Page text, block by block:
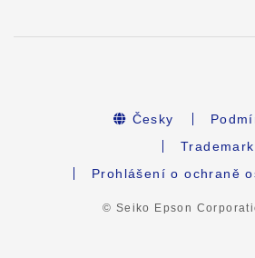
Česky
Prohlášení o ochraně
© Seiko Epson